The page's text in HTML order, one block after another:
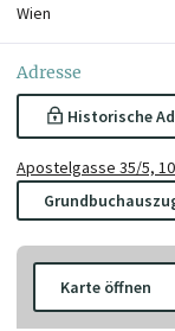
Wien
Adresse
Historische
Apostelgasse 35/5,
Karte öffnen